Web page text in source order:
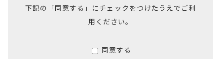
下記の「同意する」にチェックをつけたうえでご利
用ください。
同意する